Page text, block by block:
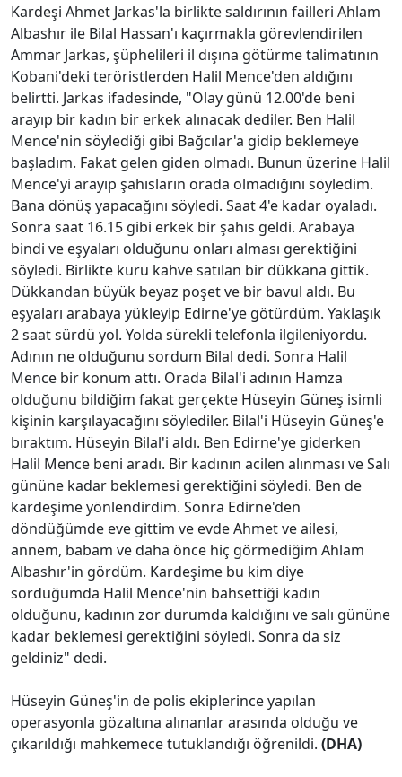
Kardeşi Ahmet Jarkas'la birlikte saldırının failleri Ahlam
Albashır ile Bilal Hassan'ı kaçırmakla görevlendirilen
Ammar Jarkas, şüphelileri il dışına götürme talimatının
Kobani'deki teröristlerden Halil Mence'den aldığını
belirtti. Jarkas ifadesinde, "Olay günü 12.00'de beni
arayıp bir kadın bir erkek alınacak dediler. Ben Halil
Mence'nin söylediği gibi Bağcılar'a gidip beklemeye
başladım. Fakat gelen giden olmadı. Bunun üzerine Halil
Mence'yi arayıp şahısların orada olmadığını söyledim.
Bana dönüş yapacağını söyledi. Saat 4'e kadar oyaladı.
Sonra saat 16.15 gibi erkek bir şahıs geldi. Arabaya
bindi ve eşyaları olduğunu onları alması gerektiğini
söyledi. Birlikte kuru kahve satılan bir dükkana gittik.
Dükkandan büyük beyaz poşet ve bir bavul aldı. Bu
eşyaları arabaya yükleyip Edirne'ye götürdüm. Yaklaşık
2 saat sürdü yol. Yolda sürekli telefonla ilgileniyordu.
Adının ne olduğunu sordum Bilal dedi. Sonra Halil
Mence bir konum attı. Orada Bilal'i adının Hamza
olduğunu bildiğim fakat gerçekte Hüseyin Güneş isimli
kişinin karşılayacağını söylediler. Bilal'i Hüseyin Güneş'e
bıraktım. Hüseyin Bilal'i aldı. Ben Edirne'ye giderken
Halil Mence beni aradı. Bir kadının acilen alınması ve Salı
gününe kadar beklemesi gerektiğini söyledi. Ben de
kardeşime yönlendirdim. Sonra Edirne'den
döndüğümde eve gittim ve evde Ahmet ve ailesi,
annem, babam ve daha önce hiç görmediğim Ahlam
Albashır'in gördüm. Kardeşime bu kim diye
sorduğumda Halil Mence'nin bahsettiği kadın
olduğunu, kadının zor durumda kaldığını ve salı gününe
kadar beklemesi gerektiğini söyledi. Sonra da siz
geldiniz" dedi.
Hüseyin Güneş'in de polis ekiplerince yapılan
operasyonla gözaltına alınanlar arasında olduğu ve
çıkarıldığı mahkemece tutuklandığı öğrenildi. (DHA)